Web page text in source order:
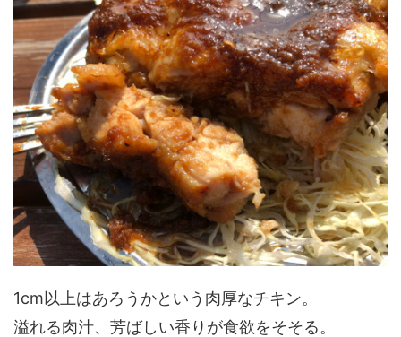
1cm以上はあろうかという肉厚なチキン。
溢れる肉汁、芳ばしい香りが食欲をそそる。